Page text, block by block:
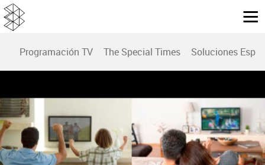
Programación TV The Special Times Soluciones